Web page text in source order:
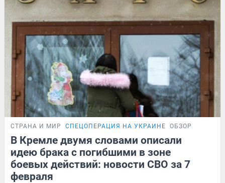
СТРАНА И МИР СПЕЦОПЕРАЦИЯ НА УКРАИНЕ ОБЗОР
В Кремле двумя словами описали
идею брака с погибшими в зоне
боевых действий: новости СВО за 7
февраля